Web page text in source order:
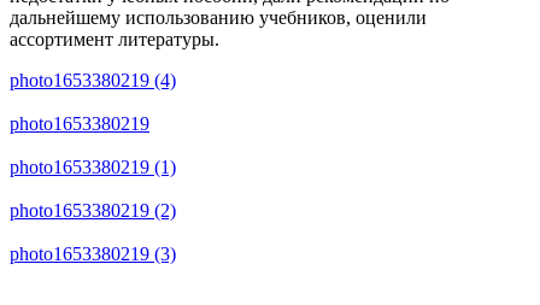
дальнейшему использованию учебников, оценили
ассортимент литературы.
photo1653380219 (4)
photo1653380219
photo1653380219 (1)
photo1653380219 (2)
photo1653380219 (3)